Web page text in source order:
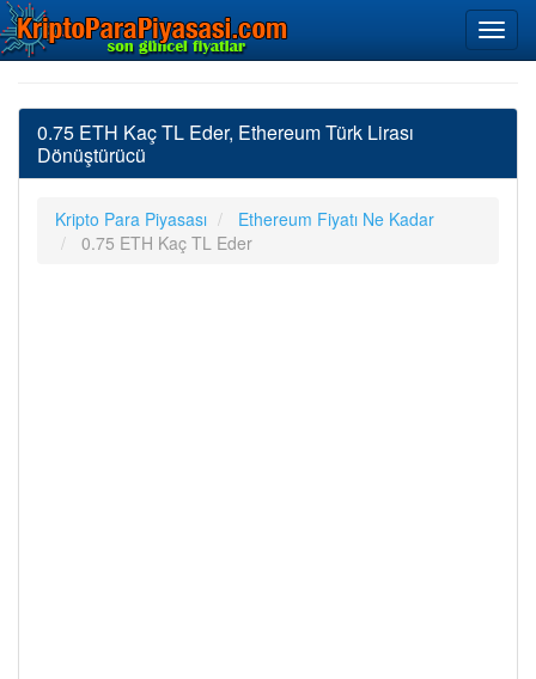
0.75 ETH Kaç TL Eder, Ethereum Türk Lirası
Dönüştürücü
Kripto Para Piyasası
Ethereum Fiyatı Ne Kadar
0.75 ETH Kaç TL Eder